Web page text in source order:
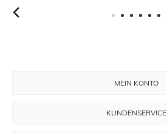
MEIN KONTO
KUNDENSERVICE